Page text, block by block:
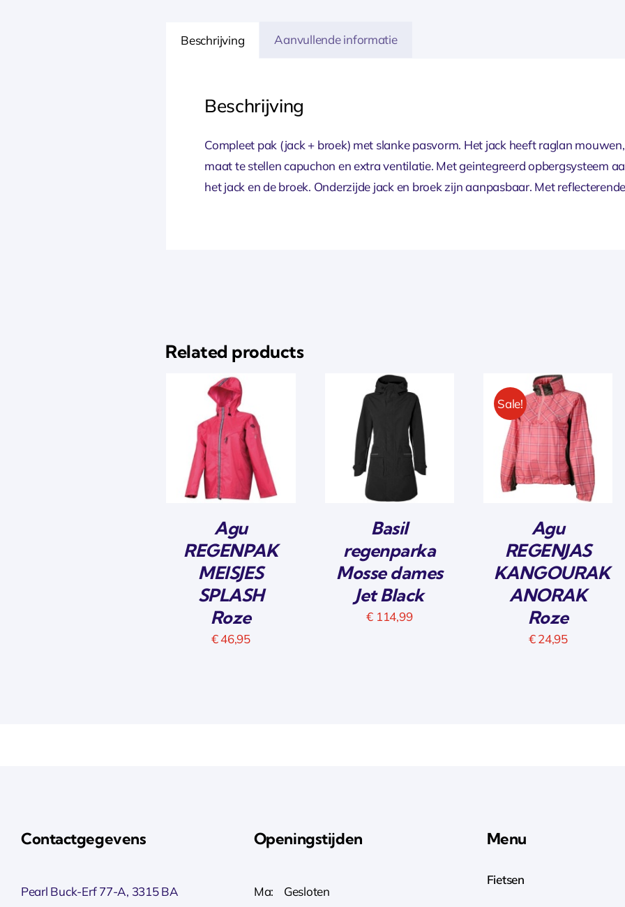
Beschrijving Aanvullende informatie
Beschrijving
Compleet pak (jack + broek) met slanke pasvorm. Het jack heeft raglan
maat te stellen capuchon en extra ventilatie. Met geintegreerd opbergsysteem
het jack en de broek. Onderzijde jack en broek zijn aanpasbaar. Met
Related products
Agu
REGENPAK
MEISJES
SPLASH
Roze
€46,95
Basil
regenparka
Mosse dames
Jet Black
€ 114,99
Sale!
Agu
REGENJAS
KANGOURAK
ANORAK
Roze
€24,95
Contactgegevens
Pearl Buck-Erf 77-A, 3315 BA
Openingstijden
Ma: Gesloten
Menu
Fietsen